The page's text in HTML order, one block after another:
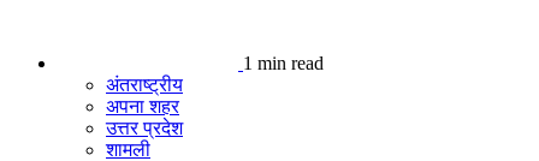
1 min read
अंतराष्ट्रीय
अपना शहर
उत्तर प्रदेश
शामली